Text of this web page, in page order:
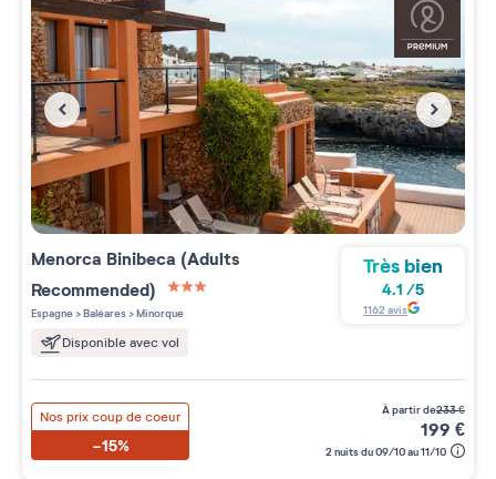
Menorca Binibeca (Adults
Recommended)
3 étoiles sur 5
Espagne>Baléares>Minorque
Disponible avec vol
Très bien
4.1 /5
1162 avis
Nos prix coup de coeur
-15%
à partir de233€
199 €
2 nuits du 09/10 au 11/10